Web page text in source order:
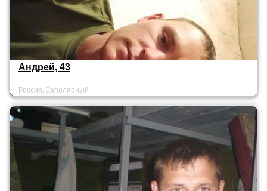
Андрей, 43
Россия, Заполярный